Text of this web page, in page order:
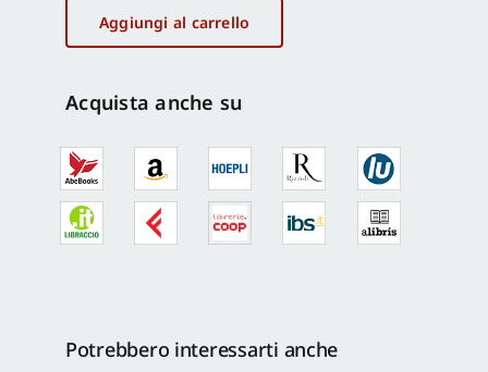
popolari
calabresi
inconscio,
e
magia
quantità
Aggiungi al carrello
Acquista anche su
Potrebbero interessarti anche